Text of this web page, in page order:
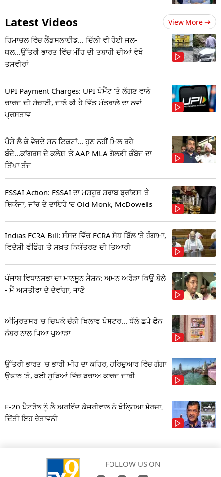
Latest Videos View More
ਹਿਮਾਚਲ ਵਿੱਚ ਲੈਂਡਸਲਾਈਡ... ਦਿੱਲੀ ਵੀ ਹੋਈ ਜਲ-
ਥਲ...ਉੱਤਰੀ ਭਾਰਤ ਵਿੱਚ ਮੀਂਹ ਦੀ ਤਬਾਹੀ ਦੀਆਂ ਵੇਖੋ
ਤਸਵੀਰਾਂ
UPI Payment Charges: UPI ਪੇਮੈਂਟ 'ਤੇ ਲੱਗਣ ਵਾਲੇ
ਚਾਰਜ ਦੀ ਸੱਚਾਈ, ਜਾਣੋ ਕੀ ਹੈ ਵਿੱਤ ਮੰਤਰਾਲੇ ਦਾ ਨਵਾਂ
ਪ੍ਰਸਤਾਵ
ਪੈਸੇ ਲੈ ਕੇ ਵੇਚਦੇ ਸਨ ਟਿਕਟਾਂ... ਹੁਣ ਨਹੀਂ ਮਿਲ ਰਹੇ
ਬੰਦੇ...ਕਾਂਗਰਸ ਦੇ ਕਲੇਸ਼ 'ਤੇ AAP MLA ਗੋਲਡੀ ਕੰਬੋਜ ਦਾ
ਤਿੱਖਾ ਤੰਜ
FSSAI Action: FSSAI ਦਾ ਮਸ਼ਹੂਰ ਸ਼ਰਾਬ ਬ੍ਰਾਂਡਸ 'ਤੇ
ਸ਼ਿਕੰਜਾ, ਜਾਂਚ ਦੇ ਦਾਇਰੇ 'ਚ Old Monk, McDowells
Indias FCRA Bill: ਸੰਸਦ ਵਿੱਚ FCRA ਸੋਧ ਬਿੱਲ 'ਤੇ ਹੰਗਾਮਾ,
ਵਿਦੇਸ਼ੀ ਫੰਡਿੰਗ 'ਤੇ ਸਖ਼ਤ ਨਿਯੰਤਰਣ ਦੀ ਤਿਆਰੀ
ਪੰਜਾਬ ਵਿਧਾਨਸਭਾ ਦਾ ਮਾਨਸੂਨ ਸੈਸ਼ਨ: ਅਮਨ ਅਰੋੜਾ ਕਿਉਂ ਬੋਲੇ
- ਮੈਂ ਅਸਤੀਫਾ ਦੇ ਦੇਵਾਂਗਾ, ਜਾਣੋ
ਅੰਮ੍ਰਿਤਸਰ 'ਚ ਚਿਪਕੇ ਚੰਨੀ ਖਿਲਾਫ ਪੋਸਟਰ... ਥੱਲੇ ਛਪੇ ਫੋਨ
ਨੰਬਰ ਨਾਲ ਪਿਆ ਪੁਆੜਾ
ਉੱਤਰੀ ਭਾਰਤ 'ਚ ਭਾਰੀ ਮੀਂਹ ਦਾ ਕਹਿਰ, ਹਰਿਦੁਆਰ ਵਿੱਚ ਗੰਗਾ
ਉਫਾਨ 'ਤੇ, ਕਈ ਸੂਬਿਆਂ ਵਿੱਚ ਬਚਾਅ ਕਾਰਜ ਜਾਰੀ
E-20 ਪੈਟਰੋਲ ਨੂੰ ਲੈ ਅਰਵਿੰਦ ਕੇਜਰੀਵਾਲ ਨੇ ਖੋਲ੍ਹਿਆ ਮੋਰਚਾ,
ਦਿੱਤੀ ਇਹ ਚੇਤਾਵਨੀ
FOLLOW US ON